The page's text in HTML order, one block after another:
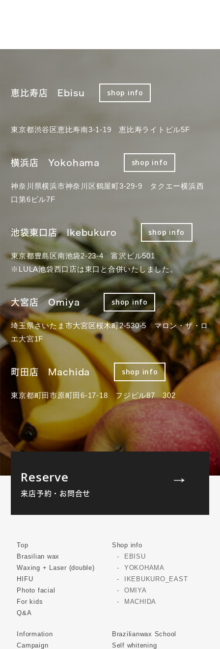
恵比寿店 Ebisu shop info
東京都渋谷区恵比寿南3-1-19 恵比寿ライトビル5F
横浜店 Yokohama shop info
神奈川県横浜市神奈川区鶴屋町3-29-9 タクエー横浜西
口第6ビル7F
池袋東口店 Ikebukuro shop info
東京都豊島区南池袋2-23-4 富沢ビル501
※LULA池袋西口店は東口と合併いたしました。
大宮店 Omiya shop info
埼玉県さいたま市大宮区桜木町2-530-5 マロン・ザ・ロ
エ大宮1F
町田店 Machida shop info
東京都町田市原町田6-17-18 フジビル87 302
Reserve
来店予約・お問合せ
Top
Brasilian wax
Waxing + Laser (double)
HIFU
Photo facial
For kids
Q&A
Shop info
EBISU
YOKOHAMA
IKEBUKURO_EAST
OMIYA
MACHIDA
Information
Campaign
Brazilianwax School
Self whitening